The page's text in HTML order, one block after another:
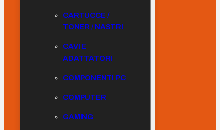
CARTUCCE /
TONER / NASTRI
CAVI E
ADATTATORI
COMPONENTI PC
COMPUTER
GAMING